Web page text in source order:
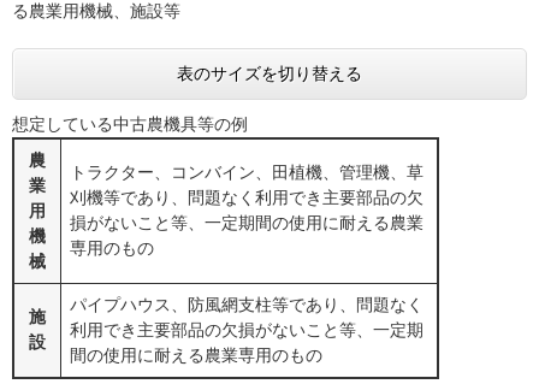
る農業用機械、施設等
表のサイズを切り替える
想定している中古農機具等の例
農
業
用
機
械
トラクター、コンバイン、田植機、管理機、草
刈機等であり、問題なく利用でき主要部品の欠
損がないこと等、一定期間の使用に耐える農業
専用のもの
施
設
パイプハウス、防風網支柱等であり、問題なく
利用でき主要部品の欠損がないこと等、一定期
間の使用に耐える農業専用のもの